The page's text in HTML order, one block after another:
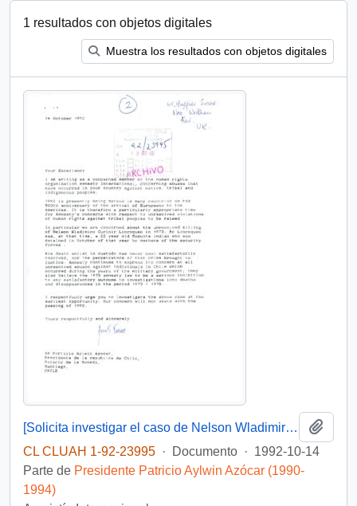
1 resultados con objetos digitales
Muestra los resultados con objetos digitales
[Solicita investigar el caso de Nelson Wladimiro Curiñir]
CL CLUAH 1-92-23995 · Documento · 1992-10-14
Parte de Presidente Patricio Aylwin Azócar (1990-
1994)